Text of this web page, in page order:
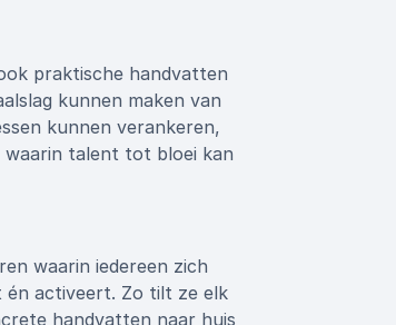
praktische handvatten
kunnen maken van
kunnen verankeren,
waarin talent tot bloei kan
waarin iedereen zich
én activeert. Zo tilt ze elk
handvatten naar huis